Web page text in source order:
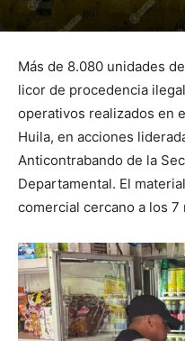
Más de 8.080 unidades
licor de procedencia
operativos realizados en
Huila, en acciones
Anticontrabando de la
Departamental. El
comercial cercano a los